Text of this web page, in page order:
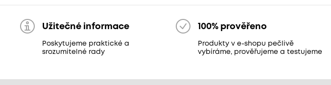
Užitečné informace
Poskytujeme praktické a
srozumitelné rady
100% prověřeno
Produkty v e-shopu pečlivě
vybíráme, prověřujeme a testujeme